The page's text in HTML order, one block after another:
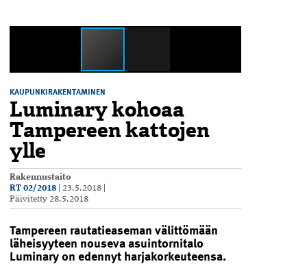
KAUPUNKIRAKENTAMINEN
Luminary kohoaa
Tampereen kattojen
ylle
Rakennustaito
RT 02/2018
23.5.2018
Päivitetty 28.5.2018
Tampereen rautatieaseman välittömään
läheisyyteen nouseva asuintornitalo
Luminary on edennyt harjakorkeuteensa.